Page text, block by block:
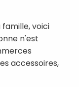
voici
n'est
accessoires,